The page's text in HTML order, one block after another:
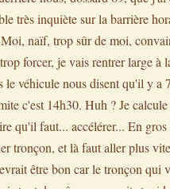
très inquiète sur la barrière
naïf, trop sûr de moi,
forcer, je vais rentrer large à
le véhicule nous disent qu'il y a
c'est 14h30. Huh ? Je
qu'il faut... accélérer... En
tronçon, et là faut aller plus
être bon car le tronçon qui